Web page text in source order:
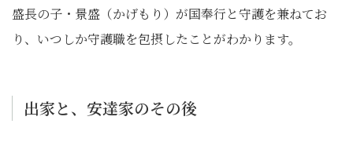
盛長の子・景盛（かげもり）が国奉行と守護を兼ねてお
り、いつしか守護職を包摂したことがわかります。
出家と、安達家のその後